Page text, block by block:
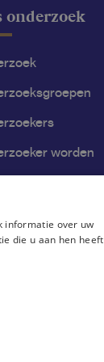
onderzoek
worden
informatie over uw
die u aan hen heeft